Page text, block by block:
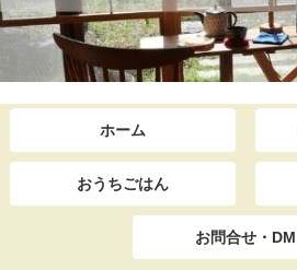
ホーム
おうちごはん
お問合せ・DM